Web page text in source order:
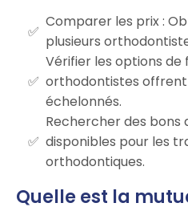
Comparer les prix :
plusieurs
Vérifier les options
orthodontistes
échelonnés.
Rechercher des bons
disponibles pour les
orthodontiques.
Quelle est la